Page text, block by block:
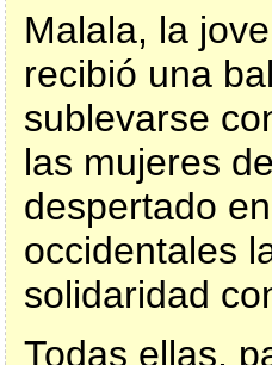
Malala, la
recibió una
sublevarse
las mujeres
despertado
occidentales
solidaridad
Todas ellas,